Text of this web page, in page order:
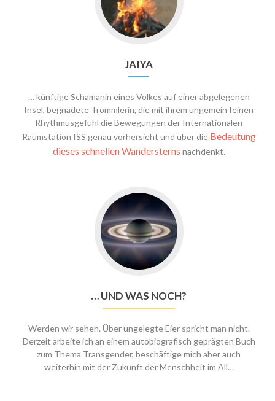
JAIYA
… künftige Schamanin eines Volkes auf einer abgelegenen
Insel, begnadete Trommlerin, die mit ihrem ungemein feinen
Rhythmusgefühl die Bewegungen der Internationalen
Raumstation ISS genau vorhersieht und über die Bedeutung
dieses schnellen Wandersterns nachdenkt.
… UND WAS NOCH?
Werden wir sehen. Über ungelegte Eier spricht man nicht.
Derzeit arbeite ich an einem autobiografisch geprägten Buch
zum Thema Transgender, beschäftige mich aber auch
weiterhin mit der Zukunft der Menschheit im All…